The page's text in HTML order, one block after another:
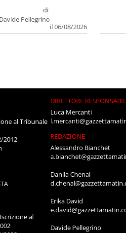
di
Davide Pellegrino
il 06/08/2026
al Tribunale
2012
al
DIRETTORE
Luca Mercanti
REDAZIONE
Alessandro Bianchet
Danila Chenal
Erika David
Davide Pellegrino